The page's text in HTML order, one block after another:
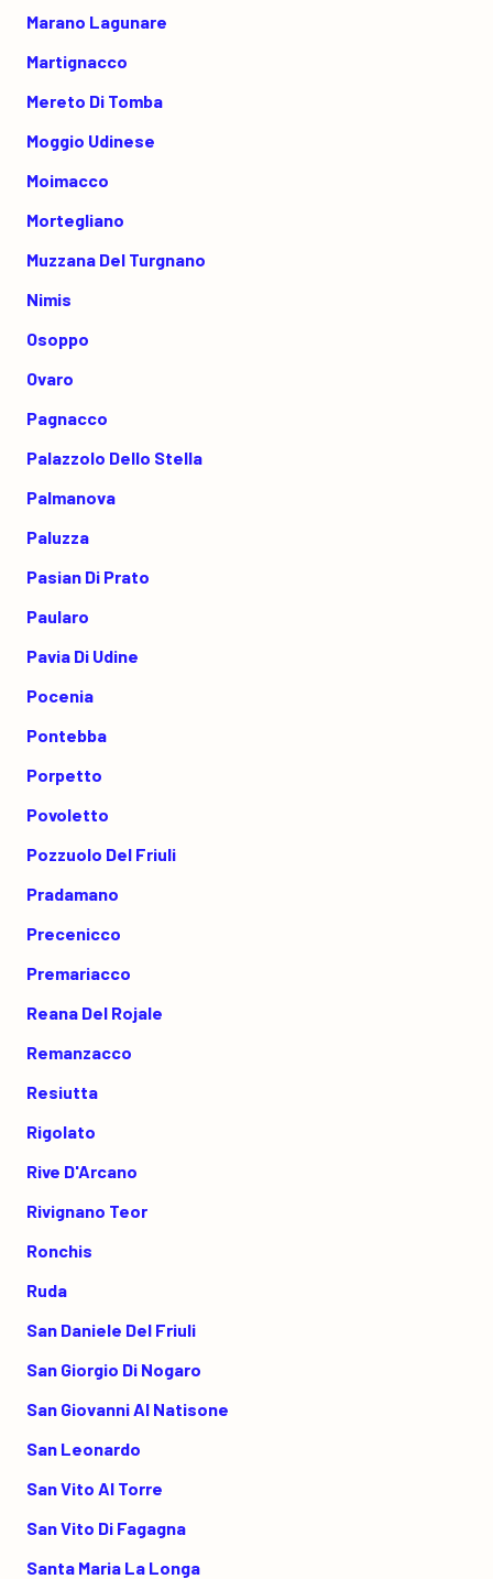
Marano Lagunare
Martignacco
Mereto Di Tomba
Moggio Udinese
Moimacco
Mortegliano
Muzzana Del Turgnano
Nimis
Osoppo
Ovaro
Pagnacco
Palazzolo Dello Stella
Palmanova
Paluzza
Pasian Di Prato
Paularo
Pavia Di Udine
Pocenia
Pontebba
Porpetto
Povoletto
Pozzuolo Del Friuli
Pradamano
Precenicco
Premariacco
Reana Del Rojale
Remanzacco
Resiutta
Rigolato
Rive D'Arcano
Rivignano Teor
Ronchis
Ruda
San Daniele Del Friuli
San Giorgio Di Nogaro
San Giovanni Al Natisone
San Leonardo
San Vito Al Torre
San Vito Di Fagagna
Santa Maria La Longa